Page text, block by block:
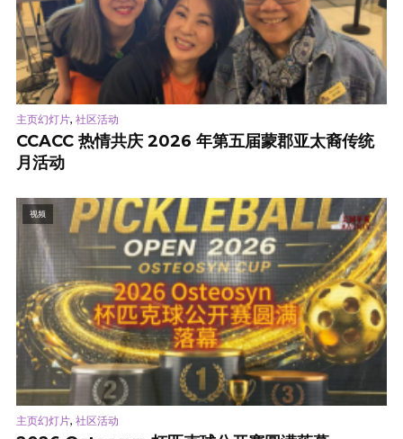
主页幻灯片, 社区活动
CCACC 热情共庆 2026 年第五届蒙郡亚太裔传统
月活动
视频
主页幻灯片, 社区活动